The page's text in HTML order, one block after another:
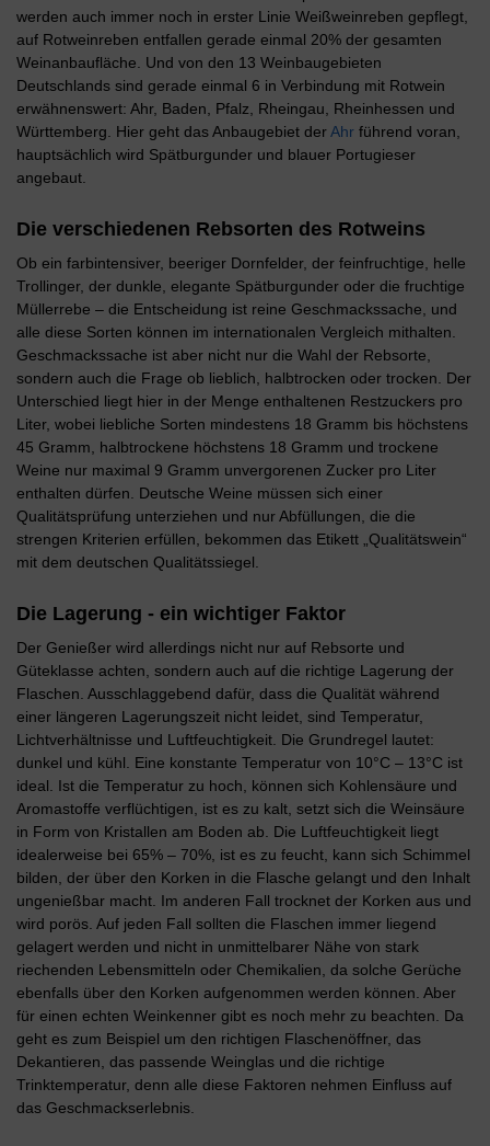
werden auch immer noch in erster Linie Weißweinreben gepflegt,
auf Rotweinreben entfallen gerade einmal 20% der gesamten
Weinanbaufläche. Und von den 13 Weinbaugebieten
Deutschlands sind gerade einmal 6 in Verbindung mit Rotwein
erwähnenswert: Ahr, Baden, Pfalz, Rheingau, Rheinhessen und
Württemberg. Hier geht das Anbaugebiet derAhr führend voran,
hauptsächlich wird Spätburgunder und blauer Portugieser
angebaut.
Die verschiedenen Rebsorten des Rotweins
Ob ein farbintensiver, beeriger Dornfelder, der feinfruchtige, helle
Trollinger, der dunkle, elegante Spätburgunder oder die fruchtige
Müllerrebe – die Entscheidung ist reine Geschmackssache, und
alle diese Sorten können im internationalen Vergleich mithalten.
Geschmackssache ist aber nicht nur die Wahl der Rebsorte,
sondern auch die Frage ob lieblich, halbtrocken oder trocken. Der
Unterschied liegt hier in der Menge enthaltenen Restzuckers pro
Liter, wobei liebliche Sorten mindestens 18 Gramm bis höchstens
45 Gramm, halbtrockene höchstens 18 Gramm und trockene
Weine nur maximal 9 Gramm unvergorenen Zucker pro Liter
enthalten dürfen. Deutsche Weine müssen sich einer
Qualitätsprüfung unterziehen und nur Abfüllungen, die die
strengen Kriterien erfüllen, bekommen das Etikett „Qualitätswein“
mit dem deutschen Qualitätssiegel.
Die Lagerung - ein wichtiger Faktor
Der Genießer wird allerdings nicht nur auf Rebsorte und
Güteklasse achten, sondern auch auf die richtige Lagerung der
Flaschen. Ausschlaggebend dafür, dass die Qualität während
einer längeren Lagerungszeit nicht leidet, sind Temperatur,
Lichtverhältnisse und Luftfeuchtigkeit. Die Grundregel lautet:
dunkel und kühl. Eine konstante Temperatur von 10°C – 13°C ist
ideal. Ist die Temperatur zu hoch, können sich Kohlensäure und
Aromastoffe verflüchtigen, ist es zu kalt, setzt sich die Weinsäure
in Form von Kristallen am Boden ab. Die Luftfeuchtigkeit liegt
idealerweise bei 65% – 70%, ist es zu feucht, kann sich Schimmel
bilden, der über den Korken in die Flasche gelangt und den Inhalt
ungenießbar macht. Im anderen Fall trocknet der Korken aus und
wird porös. Auf jeden Fall sollten die Flaschen immer liegend
gelagert werden und nicht in unmittelbarer Nähe von stark
riechenden Lebensmitteln oder Chemikalien, da solche Gerüche
ebenfalls über den Korken aufgenommen werden können. Aber
für einen echten Weinkenner gibt es noch mehr zu beachten. Da
geht es zum Beispiel um den richtigen Flaschenöffner, das
Dekantieren, das passende Weinglas und die richtige
Trinktemperatur, denn alle diese Faktoren nehmen Einfluss auf
das Geschmackserlebnis.